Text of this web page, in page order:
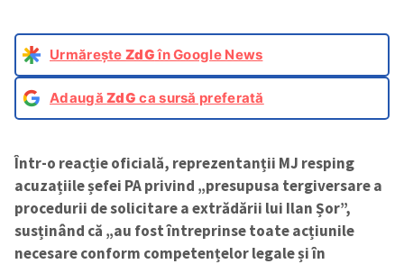
Urmărește ZdGîn Google News
AdaugăZdG ca sursă preferată
Într-o reacție oficială, reprezentanții MJ resping
acuzațiile șefei PA privind „presupusa tergiversare a
procedurii de solicitare a extrădării lui Ilan Șor”,
susținând că „au fost întreprinse toate acțiunile
necesare conform competențelor legale și în